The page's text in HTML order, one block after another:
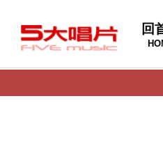
回